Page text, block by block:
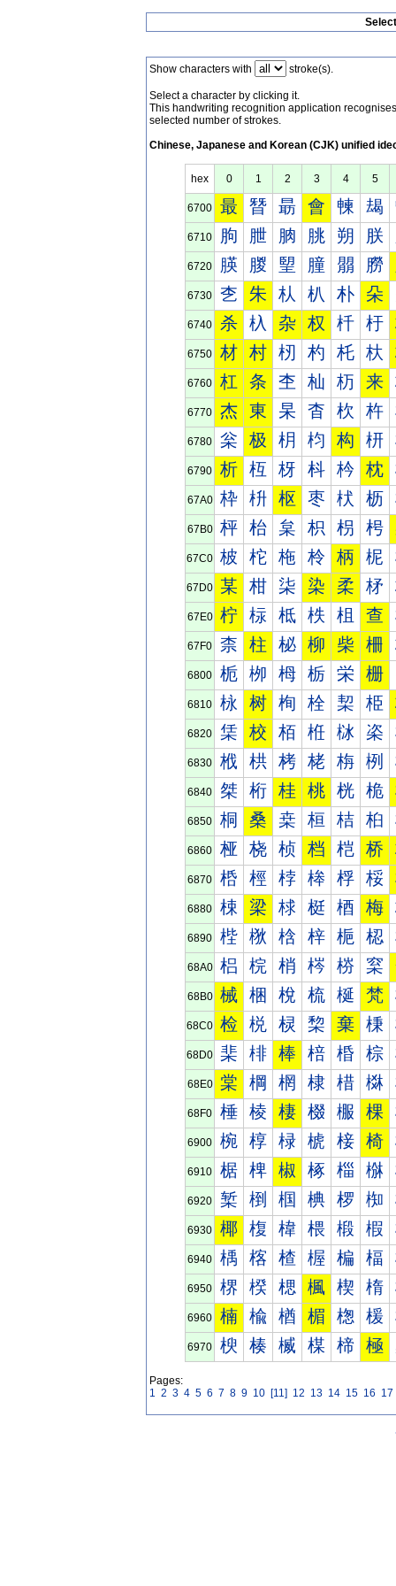
Show characters with stroke(s).
Select a character by clicking it.
This handwriting recognition application
selected number of strokes.
Chinese, Japanese and Korean (CJK) unified
hex 0 1 2 3 4 5
6700 最 朁 朂 會 朄 朅
6710 朐 朑 朒 朓 朔 朕
6720 朠 朡 朢 朣 朤 朥
6730 朰 朱 朲 朳 朴 朵
6740 杀 杁 杂 权 杄 杅
6750 材 村 杒 杓 杔 杕
6760 杠 条 杢 杣 杤 来
6770 杰 東 杲 杳 杴 杵
6780 枀 极 枂 枃 构 枅
6790 析 枑 枒 枓 枔 枕
67A0 枠 枡 枢 枣 枤 枥
67B0 枰 枱 枲 枳 枴 枵
67C0 柀 柁 柂 柃 柄 柅
67D0 某 柑 柒 染 柔 柕
67E0 柠 柡 柢 柣 柤 查
67F0 柰 柱 柲 柳 柴 柵
6800 栀 栁 栂 栃 栄 栅
6810 栐 树 栒 栓 栔 栕
6820 栠 校 栢 栣 栤 栥
6830 栰 栱 栲 栳 栴 栵
6840 桀 桁 桂 桃 桄 桅
6850 桐 桑 桒 桓 桔 桕
6860 桠 桡 桢 档 桤 桥
6870 桰 桱 桲 桳 桴 桵
6880 梀 梁 梂 梃 梄 梅
6890 梐 梑 梒 梓 梔 梕
68A0 梠 梡 梢 梣 梤 梥
68B0 械 梱 梲 梳 梴 梵
68C0 检 棁 棂 棃 棄 棅
68D0 棐 棑 棒 棓 棔 棕
68E0 棠 棡 棢 棣 棤 棥
68F0 棰 棱 棲 棳 棴 棵
6900 椀 椁 椂 椃 椄 椅
6910 椐 椑 椒 椓 椔 椕
6920 椠 椡 椢 椣 椤 椥
6930 椰 椱 椲 椳 椴 椵
6940 楀 楁 楂 楃 楄 楅
6950 楐 楑 楒 楓 楔 楕
6960 楠 楡 楢 楣 楤 楥
6970 楰 楱 楲 楳 楴 極
Pages:
1 2 3 4 5 6 7 8 9 10 [11] 12 13 14 15 16 17